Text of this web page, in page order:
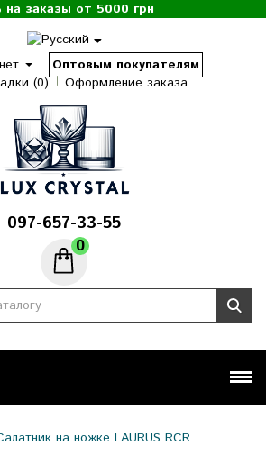
на заказы от 5000 грн
Оптовым покупателям
(0)
Оформление заказа
097-657-33-55
0
на ножке LAURUS RCR